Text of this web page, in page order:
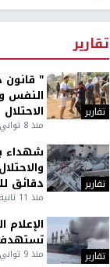
تقارير
تقارير
"
النفس
الاحتلال
منذ 8 ثواني
تقارير
شهداء
دقائق
منذ 11 ثانية
تقارير
تستهدف
منذ 9 ثواني